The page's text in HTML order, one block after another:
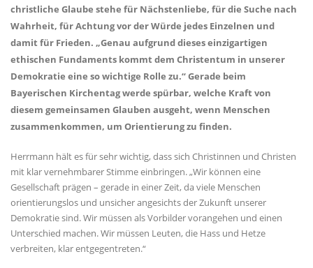
christliche Glaube stehe für Nächstenliebe, für die Suche nach
Wahrheit, für Achtung vor der Würde jedes Einzelnen und
damit für Frieden. „Genau aufgrund dieses einzigartigen
ethischen Fundaments kommt dem Christentum in unserer
Demokratie eine so wichtige Rolle zu.“ Gerade beim
Bayerischen Kirchentag werde spürbar, welche Kraft von
diesem gemeinsamen Glauben ausgeht, wenn Menschen
zusammenkommen, um Orientierung zu finden.
Herrmann hält es für sehr wichtig, dass sich Christinnen und Christen
mit klar vernehmbarer Stimme einbringen. „Wir können eine
Gesellschaft prägen – gerade in einer Zeit, da viele Menschen
orientierungslos und unsicher angesichts der Zukunft unserer
Demokratie sind. Wir müssen als Vorbilder vorangehen und einen
Unterschied machen. Wir müssen Leuten, die Hass und Hetze
verbreiten, klar entgegentreten.“